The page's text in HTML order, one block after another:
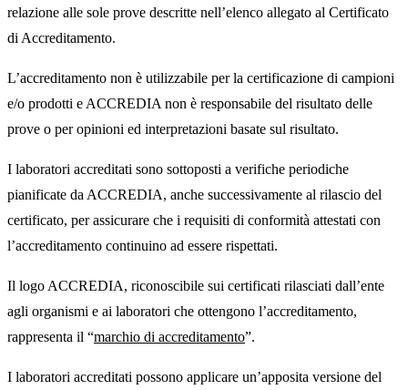
relazione alle sole prove descritte nell’elenco allegato al Certificato
di Accreditamento.
L’accreditamento non è utilizzabile per la certificazione di campioni
e/o prodotti e ACCREDIA non è responsabile del risultato delle
prove o per opinioni ed interpretazioni basate sul risultato.
I laboratori accreditati sono sottoposti a verifiche periodiche
pianificate da ACCREDIA, anche successivamente al rilascio del
certificato, per assicurare che i requisiti di conformità attestati con
l’accreditamento continuino ad essere rispettati.
Il logo ACCREDIA, riconoscibile sui certificati rilasciati dall’ente
agli organismi e ai laboratori che ottengono l’accreditamento,
rappresenta il “marchio di accreditamento”.
I laboratori accreditati possono applicare un’apposita versione del